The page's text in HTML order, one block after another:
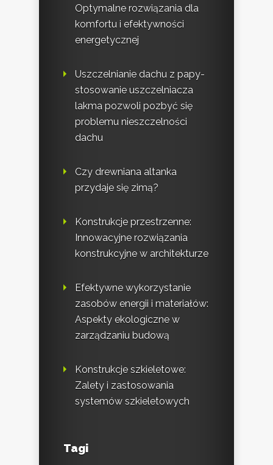
Optymalne rozwiązania dla
komfortu i efektywności
energetycznej
Uszczelnianie dachu z papy-
stosowanie uszczelniacza
lakma pozwoli pozbyć się
problemu nieszczelności
dachu
Czy drewniana altanka
przydaje się zimą?
Konstrukcje przestrzenne:
Innowacyjne rozwiązania
konstrukcyjne w architekturze
Efektywne wykorzystanie
zasobów energii i materiałów:
Aspekty ekologiczne w
zarządzaniu budową
Konstrukcje szkieletowe:
Zalety i zastosowania
systemów szkieletowych
Tagi